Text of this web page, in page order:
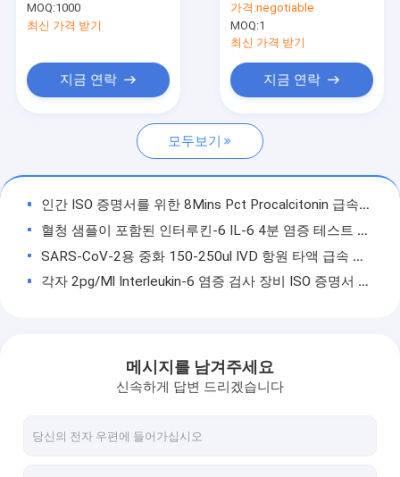
염증 테스트 키트
호르몬 테스트 키트
면역형광 분석기
POCT 면역분석기
광 항체 시험
MOQ:1000
최신 가격 받기
지금 연락
도
가격:negotiable
MOQ:1
최신 가격 받기
지금 연락
모두보기
인간 ISO 증명서를 위한 8Mins Pct Procalcitonin 급속한 시험 장비
혈청 샘플이 포함된 인터루킨-6 IL-6 4분 염증 테스트 키트
SARS-CoV-2용 중화 150-250ul IVD 항원 타액 급속 검사 카드
각자 2pg/Ml Interleukin-6 염증 검사 장비 ISO 증명서 의학 진단
면역 형광 방법의 전혈 IgG IgM Covid 19 신속한 테스트 키트 POCT
POCT 면역형광법, COVID-19 Igg Igm Rapid Test
2-30C IVD 항원 검정 코비드 19 급속한 시험 장비, 면역형광 바이러스 시험 장비
메시지를 남겨주세요
신속하게 답변 드리겠습니다